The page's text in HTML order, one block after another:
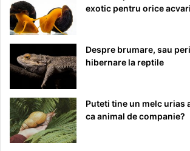
exotic pentru orice
Despre brumare, sau
hibernare la reptile
Puteti tine un melc urias
ca animal de companie?